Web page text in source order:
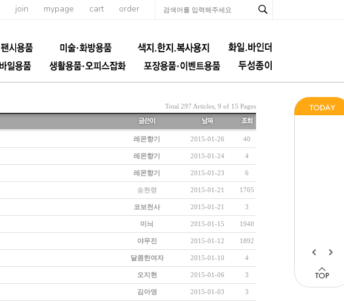
join mypage cart order
Total 297 Articles, 9 of 15 Pages
레몬향기 2015-01-26 40
레몬향기 2015-01-24 4
레몬향기 2015-01-23 6
송현령 2015-01-21 1705
코보천사 2015-01-21 3
미늬 2015-01-15 1940
야무진 2015-01-12 1892
달콤한여자 2015-01-10 4
오지현 2015-01-06 3
김아영 2015-01-03 3